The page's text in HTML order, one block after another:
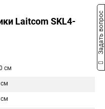
Laitcom SKL4-
см
Задать вопрос